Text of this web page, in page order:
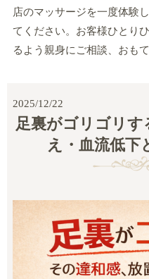
店のマッサージを一度体験
てください。お客様ひとり
るよう親身にご相談、おも
2025/12/22
足裏がゴリゴリす
え・血流低下